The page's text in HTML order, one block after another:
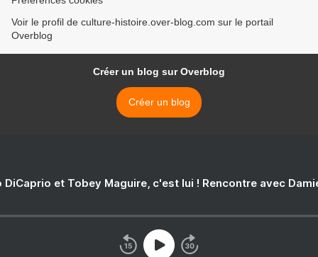
Voir le profil de culture-histoire.over-blog.com sur le portail
Overblog
Créer un blog sur Overblog
Créer un blog
DiCaprio et Tobey Maguire, c'est lui ! Rencontre avec